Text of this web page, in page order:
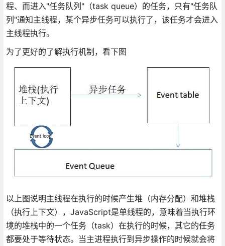
程、而进入"任务队列"（task queue）的任务，只有"任务队
列"通知主线程，某个异步任务可以执行了，该任务才会进入
主线程执行。
为了更好的了解执行机制，看下图
以上图说明主线程在执行的时候产生堆（内存分配）和堆栈
（执行上下文），JavaScript是单线程的，意味着当执行环
境的堆栈中的一个任务（task）在执行的时候，其它的任务
都要处于等待状态。当主进程执行到异步操作的时候就会将